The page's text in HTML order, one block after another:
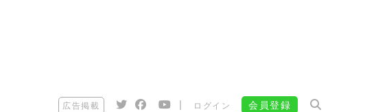
広告掲載 | ログイン 会員登録